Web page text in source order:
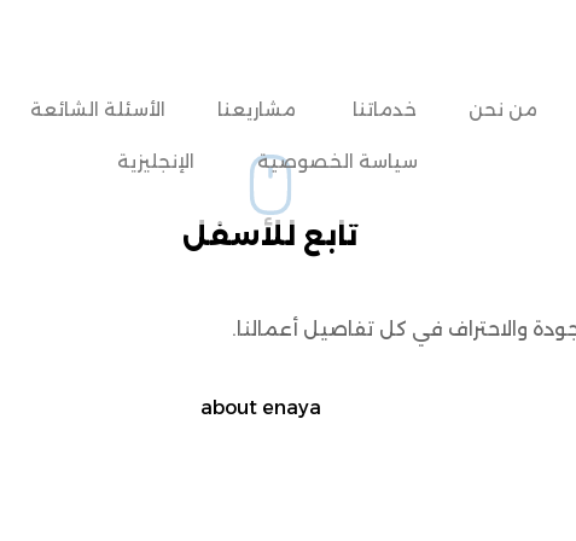
من نحن خدماتنا مشاريعنا الأسئلة الشائعة
سياسة الخصوصية الإنجليزية
تابع للأسفل
والاحتراف في كل تفاصيل أعمالنا.